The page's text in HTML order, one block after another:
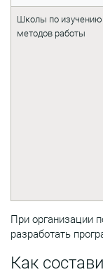
Школы по
методов работы
При организации
разработать
Как